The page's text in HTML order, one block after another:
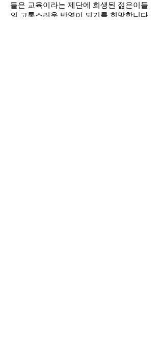
들은 교육이라는 제단에 희생된 젊은이들
의 고통스러운 반영이 되기를 희망합니다.